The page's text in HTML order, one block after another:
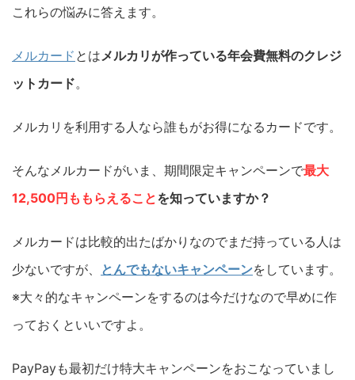
これらの悩みに答えます。
メルカード とはメルカリが作っている年会費無料のクレジ
ットカード。
メルカリを利用する人なら誰もがお得になるカードです。
そんなメルカードがいま、期間限定キャンペーンで最大
12,500円ももらえることを知っていますか？
メルカードは比較的出たばかりなのでまだ持っている人は
少ないですが、 とんでもないキャンペーンをしています。
※大々的なキャンペーンをするのは今だけなので早めに作
っておくといいですよ。
PayPayも最初だけ特大キャンペーンをおこなっていまし